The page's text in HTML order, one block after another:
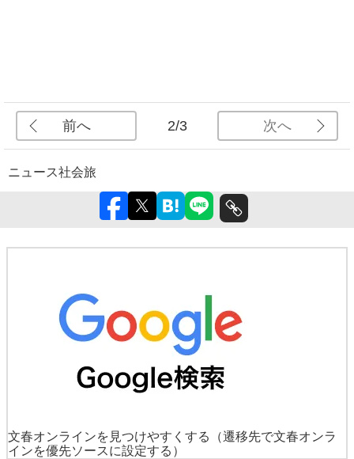
前へ 2/3 次へ
ニュース社会旅
文春オンラインを見つけやすくする
（遷移先で文春オンラ
インを優先ソースに設定する）